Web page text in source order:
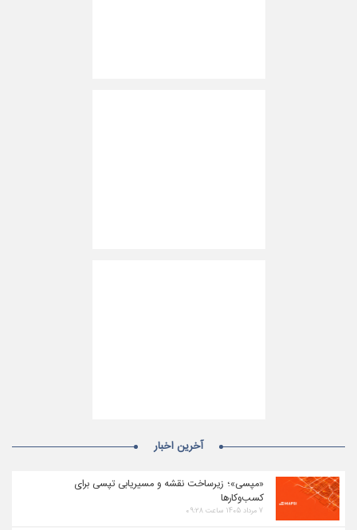
آخرین اخبار
«مپسی»؛ زیرساخت نقشه و مسیریابی تپسی برای
کسب‌وکارها
۷ مرداد ۱۴۰۵ ساعت ۰۹:۲۸